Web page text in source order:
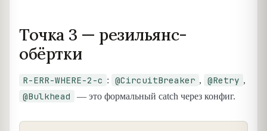
Точка 3 — резильянс-
обёртки
R-ERR-WHERE-2-c : @CircuitBreaker , @Retry ,
@Bulkhead — это формальный catch через конфиг.